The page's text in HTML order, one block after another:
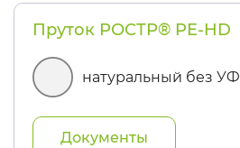
Пруток РОСТР® PE-HD
натуральный без УФ
Документы